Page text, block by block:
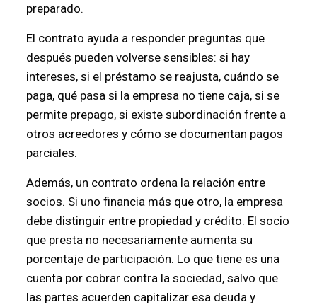
preparado.
El contrato ayuda a responder preguntas que
después pueden volverse sensibles: si hay
intereses, si el préstamo se reajusta, cuándo se
paga, qué pasa si la empresa no tiene caja, si se
permite prepago, si existe subordinación frente a
otros acreedores y cómo se documentan pagos
parciales.
Además, un contrato ordena la relación entre
socios. Si uno financia más que otro, la empresa
debe distinguir entre propiedad y crédito. El socio
que presta no necesariamente aumenta su
porcentaje de participación. Lo que tiene es una
cuenta por cobrar contra la sociedad, salvo que
las partes acuerden capitalizar esa deuda y